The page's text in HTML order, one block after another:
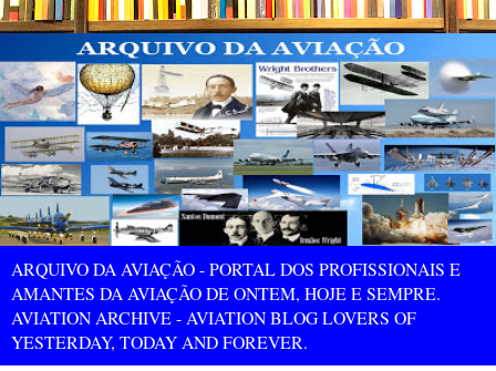
ARQUIVO DA AVIAÇÃO - PORTAL DOS PROFISSIONAIS E
AMANTES DA AVIAÇÃO DE ONTEM, HOJE E SEMPRE.
AVIATION ARCHIVE - AVIATION BLOG LOVERS OF
YESTERDAY, TODAY AND FOREVER.